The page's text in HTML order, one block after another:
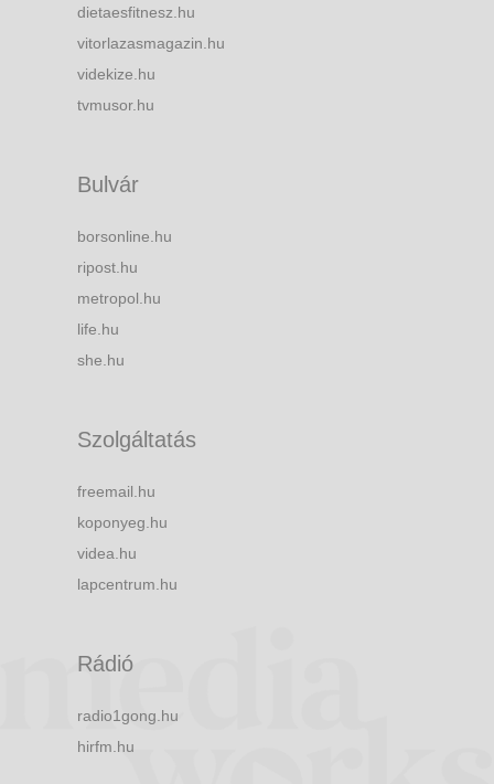
dietaesfitnesz.hu
vitorlazasmagazin.hu
videkize.hu
tvmusor.hu
Bulvár
borsonline.hu
ripost.hu
metropol.hu
life.hu
she.hu
Szolgáltatás
freemail.hu
koponyeg.hu
videa.hu
lapcentrum.hu
Rádió
radio1gong.hu
hirfm.hu